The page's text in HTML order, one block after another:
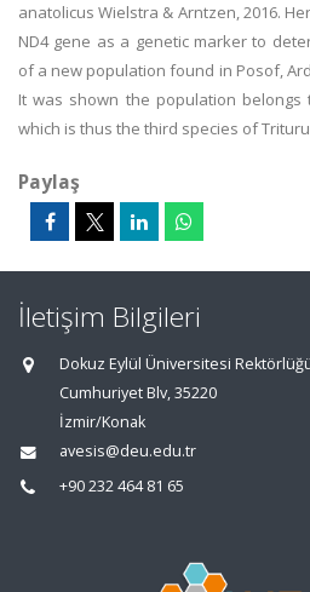
anatolicus Wielstra & Arntzen, 2016.
ND4 gene as a genetic marker to
of a new population found in Posof,
It was shown the population belongs
which is thus the third species of
Paylaş
İletişim Bilgileri
Dokuz Eylül Üniversitesi
Cumhuriyet Blv, 35220
İzmir/Konak
avesis@deu.edu.tr
+90 232 464 81 65